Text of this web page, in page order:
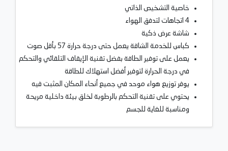
خاصية التشخيص الذاتي
4 اتجاهات لتدفق الهواء
شاشة عرض ذكية
كباس للخدمة الشاقة يعمل حتى درجة حرارة 57 بأقل صوت
يعمل على توفير الطاقة بفضل تقنية الإيقاف التلقائي والتحكم
في درجة الحرارة لتوفير أفضل استهلاك للطاقة
يوفر توزيع هواء موحد في جميع أنحاء المكان المثبت فيه
يحتوي على تقنية التحكم بالرطوبة لخلق بيئة داخلية مريحة
ومناسبة للغاية للجسم